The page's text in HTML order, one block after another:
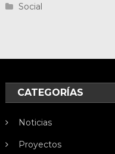
Social
CATEGORÍAS
Noticias
Proyectos